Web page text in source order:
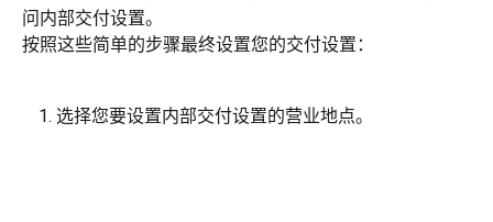
问内部交付设置。
按照这些简单的步骤最终设置您的交付设置：
选择您要设置内部交付设置的营业地点。